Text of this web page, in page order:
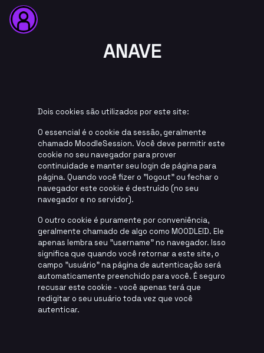
ANAVE
Dois cookies são utilizados por este site:
O essencial é o cookie da sessão, geralmente
chamado MoodleSession. Você deve permitir este
cookie no seu navegador para prover
continuidade e manter seu login de página para
página. Quando você fizer o "logout" ou fechar o
navegador este cookie é destruído (no seu
navegador e no servidor).
O outro cookie é puramente por conveniência,
geralmente chamado de algo como MOODLEID. Ele
apenas lembra seu "username" no navegador. Isso
significa que quando você retornar a este site, o
campo "usuário" na página de autenticação será
automaticamente preenchido para você. É seguro
recusar este cookie - você apenas terá que
redigitar o seu usuário toda vez que você
autenticar.